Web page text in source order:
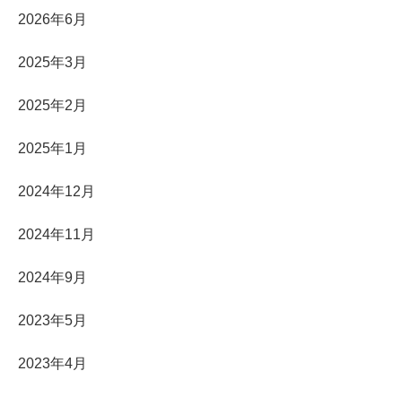
2026年6月
2025年3月
2025年2月
2025年1月
2024年12月
2024年11月
2024年9月
2023年5月
2023年4月